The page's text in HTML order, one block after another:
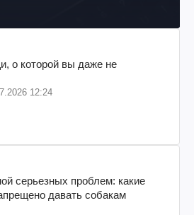
о которой вы даже не
12:24
серьезных проблем: какие
давать собакам